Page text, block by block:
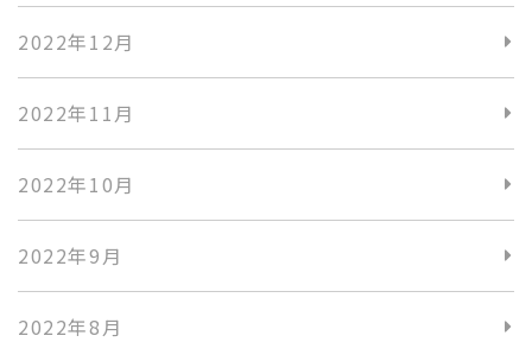
2022年12月
2022年11月
2022年10月
2022年9月
2022年8月